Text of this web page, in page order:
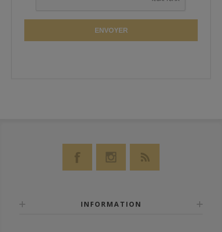
ENVOYER
INFORMATION